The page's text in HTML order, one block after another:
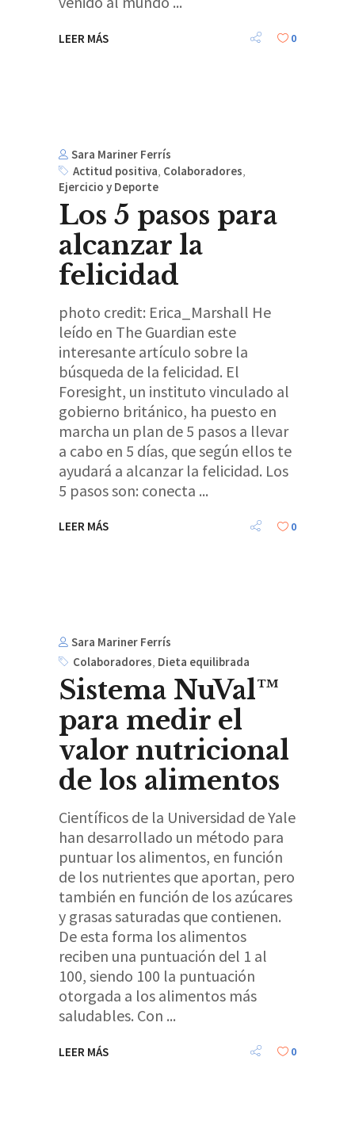
LEER MÁS 0
Sara Mariner Ferrís
Actitud positiva Colaboradores
Ejercicio y Deporte
Los 5 pasos para
alcanzar la
felicidad
photo credit: Erica_Marshall He
leído en The Guardian este
interesante artículo sobre la
búsqueda de la felicidad. El
Foresight, un instituto vinculado al
gobierno británico, ha puesto en
marcha un plan de 5 pasos a llevar
a cabo en 5 días, que según ellos te
ayudará a alcanzar la felicidad. Los
5 pasos son: conecta
LEER MÁS 0
Sara Mariner Ferrís
Colaboradores, Dieta equilibrada
Sistema NuVal™
para medir el
valor nutricional
de los alimentos
Científicos de la Universidad de Yale
han desarrollado un método para
puntuar los alimentos, en función
de los nutrientes que aportan, pero
también en función de los azúcares
y grasas saturadas que contienen.
De esta forma los alimentos
reciben una puntuación del 1 al
100, siendo 100 la puntuación
otorgada a los alimentos más
saludables. Con
LEER MÁS 0